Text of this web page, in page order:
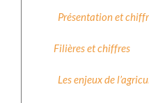
Présentation et
Filières et chiffres
Les enjeux de